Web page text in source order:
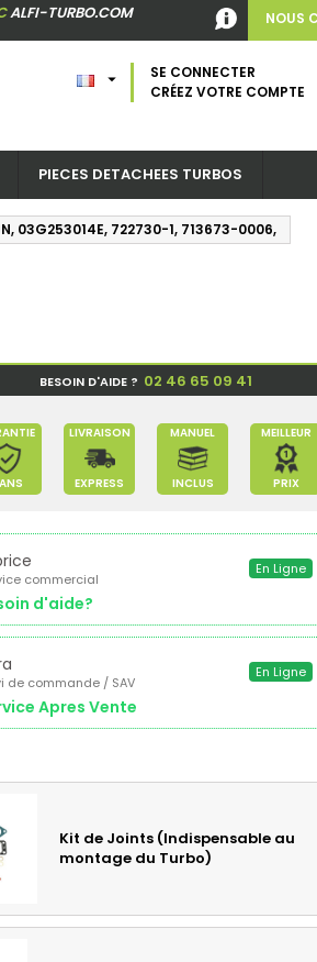
ALFI-TURBO.COM NOUS
SE CONNECTER
CRÉEZ VOTRE COMPTE

PIECES DETACHEES TURBOS
03G253014E, 722730-1, 713673-0006,
BESOIN D'AIDE ? 02 46 65 09 41
LIVRAISON
EXPRESS
MANUEL
INCLUS
MEILLEUR
PRIX
commercial
d'aide?
En Ligne
de commande / SAV
Apres Vente
En Ligne
Kit de Joints (Indispensable au
montage du Turbo)